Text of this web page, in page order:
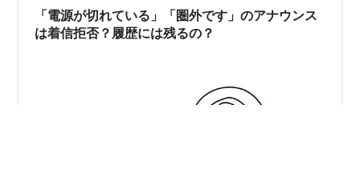
て、電話に振り回されない自分にな…
「電源が切れている」「圏外です」のアナウンス
は着信拒否？履歴には残るの？